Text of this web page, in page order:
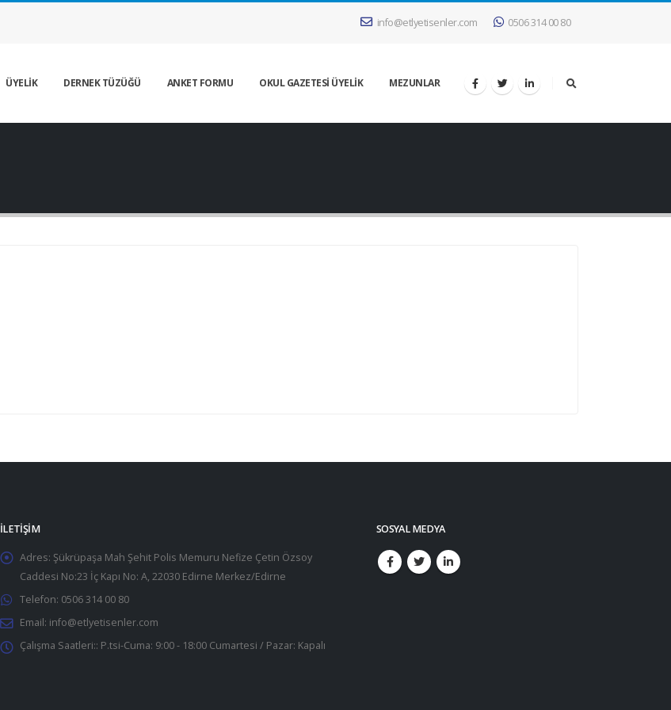
info@etlyetisenler.com 0506 314 00 80
ÜYELİK DERNEK TÜZÜĞÜ ANKET FORMU OKUL GAZETESİ ÜYELİK MEZUNLAR
İLETIŞIM
Adres: Şükrüpaşa Mah Şehit Polis Memuru Nefize Çetin Özsoy
Caddesi No:23 İç Kapı No: A, 22030 Edirne Merkez/Edirne
Telefon: 0506 314 00 80
Email: info@etlyetisenler.com
Çalışma Saatleri:: P.tsi-Cuma: 9:00 - 18:00 Cumartesi / Pazar: Kapalı
SOSYAL MEDYA